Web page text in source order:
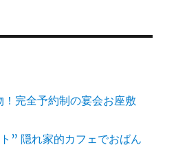
！完全予約制の宴会お座敷
” 隠れ家的カフェでおばん